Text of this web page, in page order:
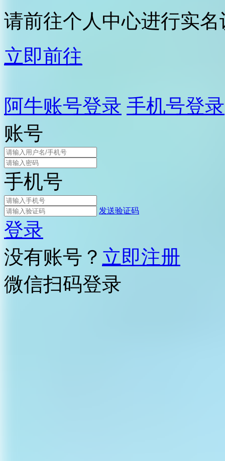
请前往个人中心进行实名
立即前往
阿牛账号登录 手机号登录
账号
手机号
发送验证码
登录
没有账号？ 立即注册
微信扫码登录